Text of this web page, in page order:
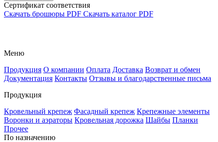
Сертификат соответствия
Скачать брошюры PDF Скачать каталог PDF
Меню
Продукция О компании Оплата Доставка Возврат и обмен
Документация Контакты Отзывы и благодарственные письма
Продукция
Кровельный крепеж Фасадный крепеж Крепежные элементы
Воронки и аэраторы Кровельная дорожка Шайбы Планки
Прочее
По назначению